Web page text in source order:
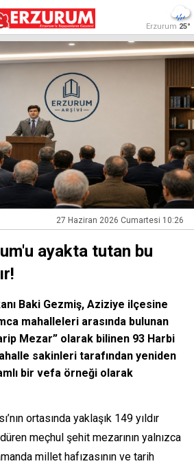
Erzurum 25°
27 Haziran 2026 Cumartesi 10:26
ayakta tutan bu
Baki Gezmiş, Aziziye ilçesine
mahalleleri arasında bulunan
Mezar” olarak bilinen 93 Harbi
sakinleri tarafından yeniden
bir vefa örneği olarak
ortasında yaklaşık 149 yıldır
meçhul şehit mezarının yalnızca
millet hafızasının ve tarih